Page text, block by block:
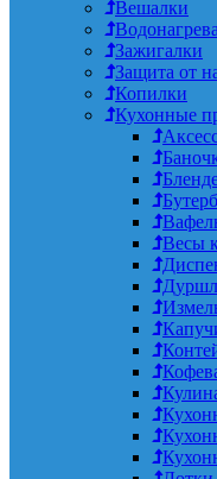
Вешалки
Зажигалки
Защита от
Копилки
Кухонные
Весы